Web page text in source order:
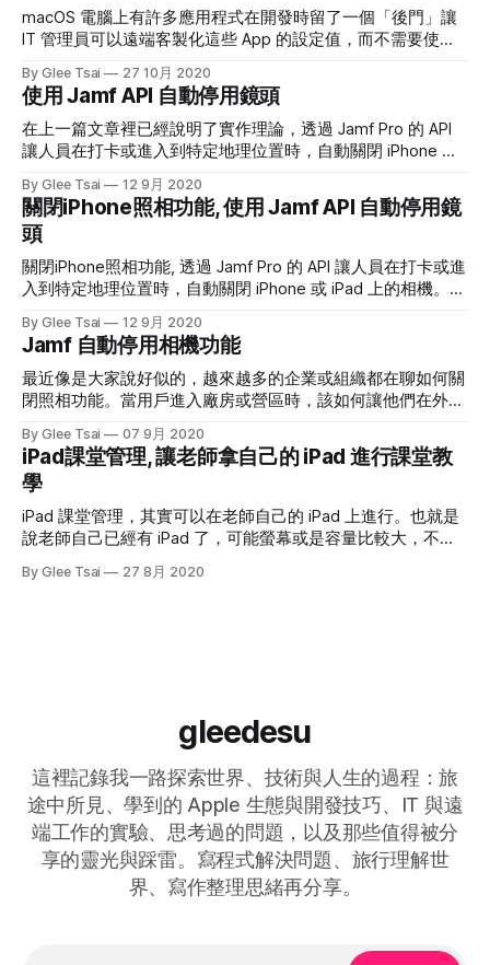
iMazing Profile Creator 就能做到了。 找出 Google Chrome
Extension 擴充功能 ID 打開 Google Chrome 後，進入到擴充
功能裡把開發者模式啟動。(影片教學請參考 YouTube) 找到希
望部署的擴充功能名稱，
macOS 電腦上有許多應用程式在開發時留了一個「後門」讓
IT 管理員可以遠端客製化這些 App 的設定值，而不需要使用
塞入設定值會需要製作一個描述檔、還會需要有 MDM 伺服
器。
By Glee Tsai 27 10月 2020
使用 Jamf API 自動停用鏡頭
在上一篇文章裡已經說明了實作理論，透過 Jamf Pro 的 API
讓人員在打卡或進入到特定地理位置時，自動關閉 iPhone 或
By Glee Tsai 12 9月 2020
關閉iPhone照相功能, 使用 Jamf API 自動停用鏡
頭
關閉iPhone照相功能, 透過 Jamf Pro 的 API 讓人員在打卡或進
入到特定地理位置時，自動關閉 iPhone 或 iPad 上的相機。當
By Glee Tsai 12 9月 2020
Jamf 自動停用相機功能
最近像是大家說好似的，越來越多的企業或組織都在聊如何關
閉照相功能。當用戶進入廠房或營區時，該如何讓他們在外面
進入到特定地域時，手機就會自動關閉照相功能。這篇文章就
來聊聊如何在軍隊或是科技業裡利用 Jamf Pro API…
By Glee Tsai 07 9月 2020
iPad課堂管理, 讓老師拿自己的 iPad 進行課堂教
學
iPad 課堂管理，其實可以在老師自己的 iPad 上進行。也就是
說老師自己已經有 iPad 了，可能螢幕或是容量比較大，不想
了要能夠管控學生的設備，就一定要先給學校管理嗎？
By Glee Tsai 27 8月 2020
gleedesu
這裡記錄我一路探索世界、技術與人生的過程：旅
途中所見、學到的 Apple 生態與開發技巧、IT 與遠
端工作的實驗、思考過的問題，以及那些值得被分
享的靈光與踩雷。寫程式解決問題、旅行理解世
界、寫作整理思緒再分享。